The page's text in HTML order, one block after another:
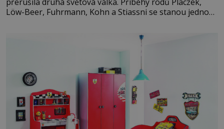
Löw-Beer, Fuhrmann, Kohn a Stiassni se stanou jednou
jednoduché. Místa, která si člověk pamatuje z rodinných